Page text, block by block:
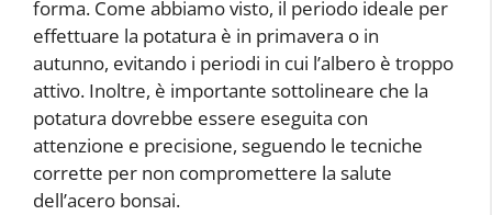
forma. Come abbiamo visto, il periodo ideale per
effettuare la potatura è in primavera o in
autunno, evitando i periodi in cui l’albero è troppo
attivo. Inoltre, è importante sottolineare che la
potatura dovrebbe essere eseguita con
attenzione e precisione, seguendo le tecniche
corrette per non compromettere la salute
dell’acero bonsai.